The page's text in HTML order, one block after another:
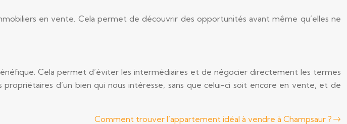
en vente. Cela permet de découvrir des opportunités avant même qu’elles ne
Cela permet d’éviter les intermédiaires et de négocier directement les termes
d’un bien qui nous intéresse, sans que celui-ci soit encore en vente, et de
Comment trouver l’appartement idéal à vendre à Champsaur ?